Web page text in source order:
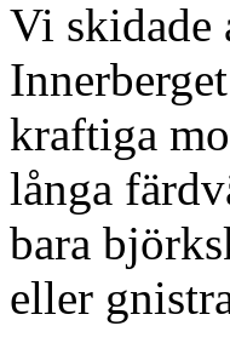
Vi skidade
kraftiga
långa
bara
eller